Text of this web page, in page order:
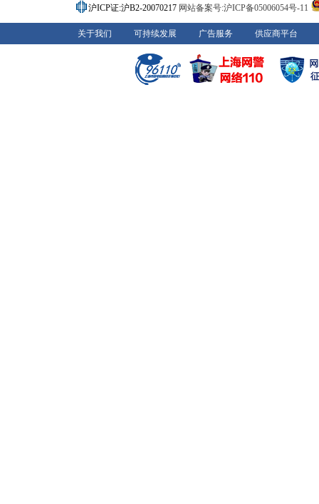
沪ICP证:沪B2-20070217 网站备案号:沪ICP备05006054号-11
关于我们 可持续发展 广告服务 供应商平台